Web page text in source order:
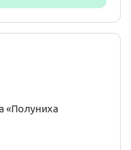
«Полуниха